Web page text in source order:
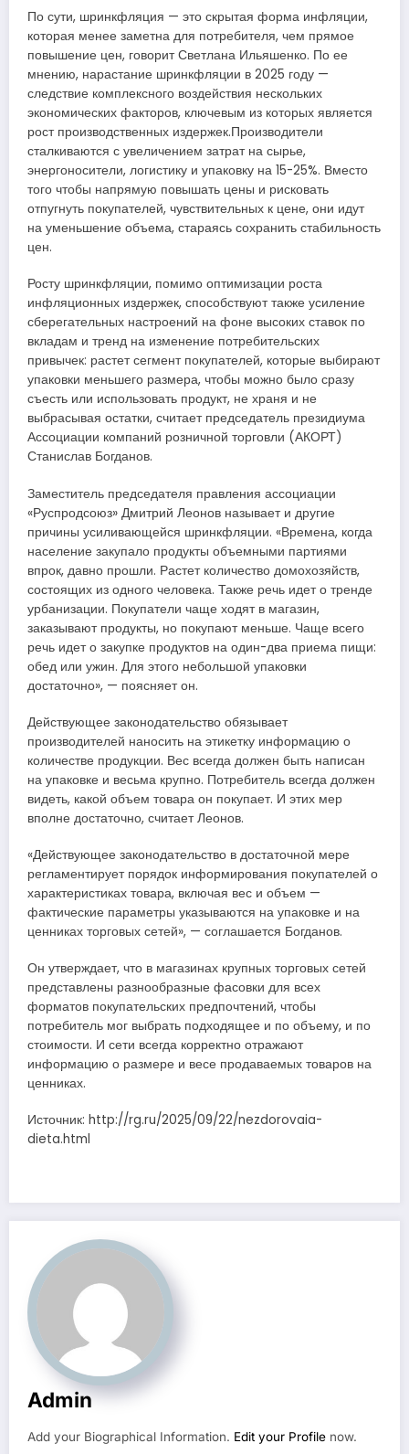
По сути, шринкфляция — это скрытая форма инфляции,
которая менее заметна для потребителя, чем прямое
повышение цен, говорит Светлана Ильяшенко. По ее
мнению, нарастание шринкфляции в 2025 году —
следствие комплексного воздействия нескольких
экономических факторов, ключевым из которых является
рост производственных издержек.Производители
сталкиваются с увеличением затрат на сырье,
энергоносители, логистику и упаковку на 15-25%. Вместо
того чтобы напрямую повышать цены и рисковать
отпугнуть покупателей, чувствительных к цене, они идут
на уменьшение объема, стараясь сохранить стабильность
цен.
Росту шринкфляции, помимо оптимизации роста
инфляционных издержек, способствуют также усиление
сберегательных настроений на фоне высоких ставок по
вкладам и тренд на изменение потребительских
привычек: растет сегмент покупателей, которые выбирают
упаковки меньшего размера, чтобы можно было сразу
съесть или использовать продукт, не храня и не
выбрасывая остатки, считает председатель президиума
Ассоциации компаний розничной торговли (АКОРТ)
Станислав Богданов.
Заместитель председателя правления ассоциации
«Руспродсоюз» Дмитрий Леонов называет и другие
причины усиливающейся шринкфляции. «Времена, когда
население закупало продукты объемными партиями
впрок, давно прошли. Растет количество домохозяйств,
состоящих из одного человека. Также речь идет о тренде
урбанизации. Покупатели чаще ходят в магазин,
заказывают продукты, но покупают меньше. Чаще всего
речь идет о закупке продуктов на один-два приема пищи:
обед или ужин. Для этого небольшой упаковки
достаточно», — поясняет он.
Действующее законодательство обязывает
производителей наносить на этикетку информацию о
количестве продукции. Вес всегда должен быть написан
на упаковке и весьма крупно. Потребитель всегда должен
видеть, какой объем товара он покупает. И этих мер
вполне достаточно, считает Леонов.
«Действующее законодательство в достаточной мере
регламентирует порядок информирования покупателей о
характеристиках товара, включая вес и объем —
фактические параметры указываются на упаковке и на
ценниках торговых сетей», — соглашается Богданов.
Он утверждает, что в магазинах крупных торговых сетей
представлены разнообразные фасовки для всех
форматов покупательских предпочтений, чтобы
потребитель мог выбрать подходящее и по объему, и по
стоимости. И сети всегда корректно отражают
информацию о размере и весе продаваемых товаров на
ценниках.
Источник: http://rg.ru/2025/09/22/nezdorovaia-
dieta.html
Admin
Add your Biographical Information. Edit your Profile now.